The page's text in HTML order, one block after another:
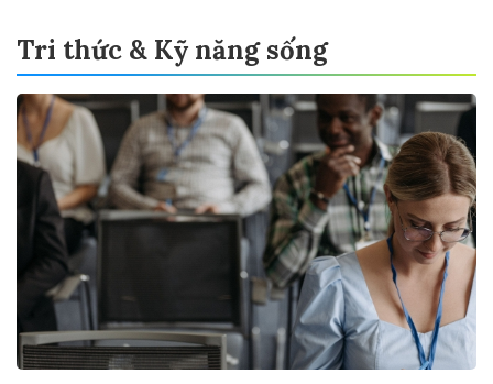
Tri thức & Kỹ năng sống